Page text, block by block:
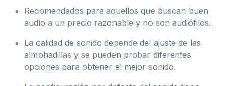
Recomendados para aquellos que buscan buen
audio a un precio razonable y no son audiófilos.
La calidad de sonido depende del ajuste de las
almohadillas y se pueden probar diferentes
opciones para obtener el mejor sonido.